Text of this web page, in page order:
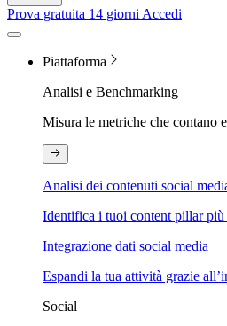
Prova gratuita 14 giorni Accedi
Piattaforma
Analisi e Benchmarking
Misura le metriche che contano
Analisi dei contenuti social
Identifica i tuoi content pillar
Integrazione dati social media
Espandi la tua attività grazie
Social